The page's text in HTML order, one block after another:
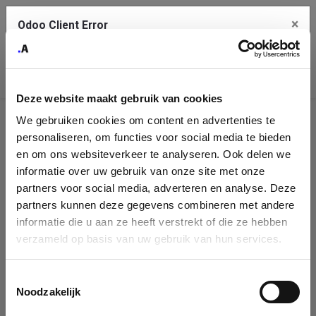
Deze website maakt gebruik van cookies
We gebruiken cookies om content en advertenties te
personaliseren, om functies voor social media te bieden
en om ons websiteverkeer te analyseren. Ook delen we
informatie over uw gebruik van onze site met onze
partners voor social media, adverteren en analyse. Deze
partners kunnen deze gegevens combineren met andere
informatie die u aan ze heeft verstrekt of die ze hebben
verzameld op basis van uw gebruik van hun services.
Noodzakelijk
Company
Identification
Please fill in your company details
You can search a company in our database by name, VAT or
enterprise ID. When a company is selected it will auto-complete the
form. If you don't find your company in our database, you can create
Odoo Client Error ×
service.
See details
Ok